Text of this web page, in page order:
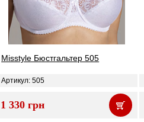
Misstyle Бюстгальтер 505
Артикул: 505
1 330 грн